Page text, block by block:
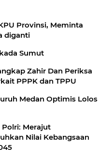
Provinsi, Meminta
diganti
Sumut
Zahir Dan Periksa
PPPK dan TPPU
Medan Optimis Lolos
Merajut
Nilai Kebangsaan